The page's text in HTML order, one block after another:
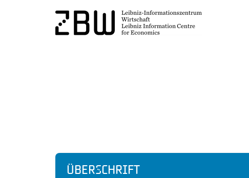
Überschrift